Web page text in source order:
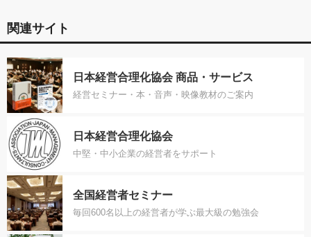
関連サイト
日本経営合理化協会 商品・サービス
経営セミナー・本・音声・映像教材のご案内
日本経営合理化協会
中堅・中小企業の経営者をサポート
全国経営者セミナー
毎回600名以上の経営者が学ぶ最大級の勉強会